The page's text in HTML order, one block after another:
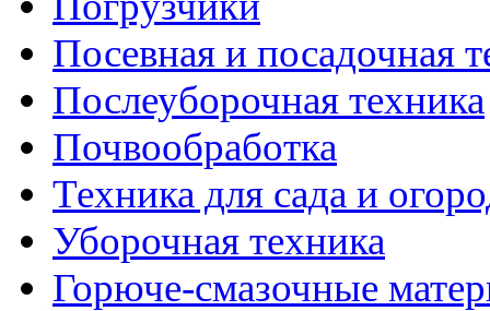
Посевная и посадочная
Послеуборочная техника
Почвообработка
Техника для сада и
Уборочная техника
Горюче-смазочные